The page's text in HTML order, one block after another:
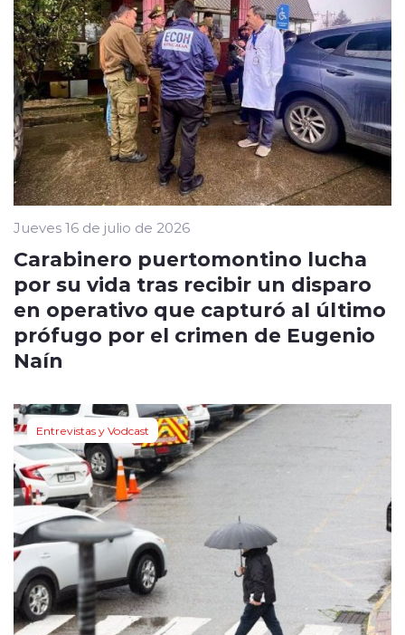
Jueves 16 de julio de 2026
Carabinero puertomontino lucha
por su vida tras recibir un disparo
en operativo que capturó al último
prófugo por el crimen de Eugenio
Naín
Entrevistas y Vodcast